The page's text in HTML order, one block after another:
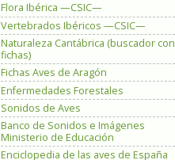
Flora Ibérica —CSIC—
Vertebrados Ibéricos —CSIC—
Naturaleza Cantábrica (buscador con
fichas)
Fichas Aves de Aragón
Enfermedades Forestales
Sonidos de Aves
Banco de Sonidos e Imágenes
Ministerio de Educación
Enciclopedia de las aves de España